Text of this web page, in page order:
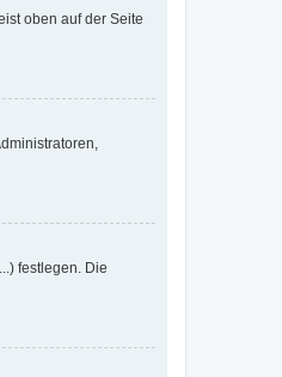
oben auf der Seite
festlegen. Die